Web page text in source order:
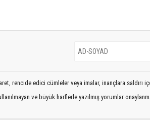
rencide edici cümleler veya imalar, inançlara saldırı
ve büyük harflerle yazılmış yorumlar